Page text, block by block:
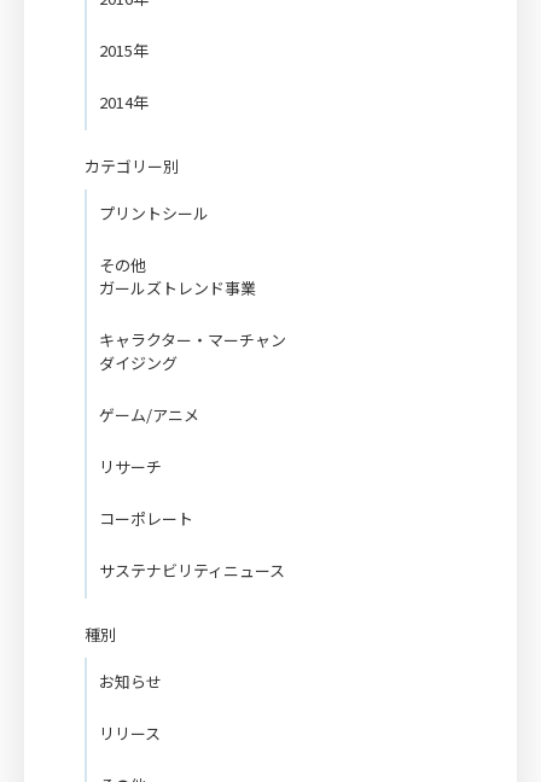
2015年
2014年
カテゴリー別
プリントシール
その他
ガールズトレンド事業
キャラクター・マーチャン
ダイジング
ゲーム/アニメ
リサーチ
コーポレート
サステナビリティニュース
種別
お知らせ
リリース